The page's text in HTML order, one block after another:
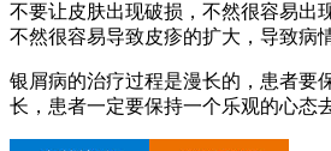
不要让皮肤出现破损，不然很容易出
不然很容易导致皮疹的扩大，导致病
银屑病的治疗过程是漫长的，患者要
长，患者一定要保持一个乐观的心态